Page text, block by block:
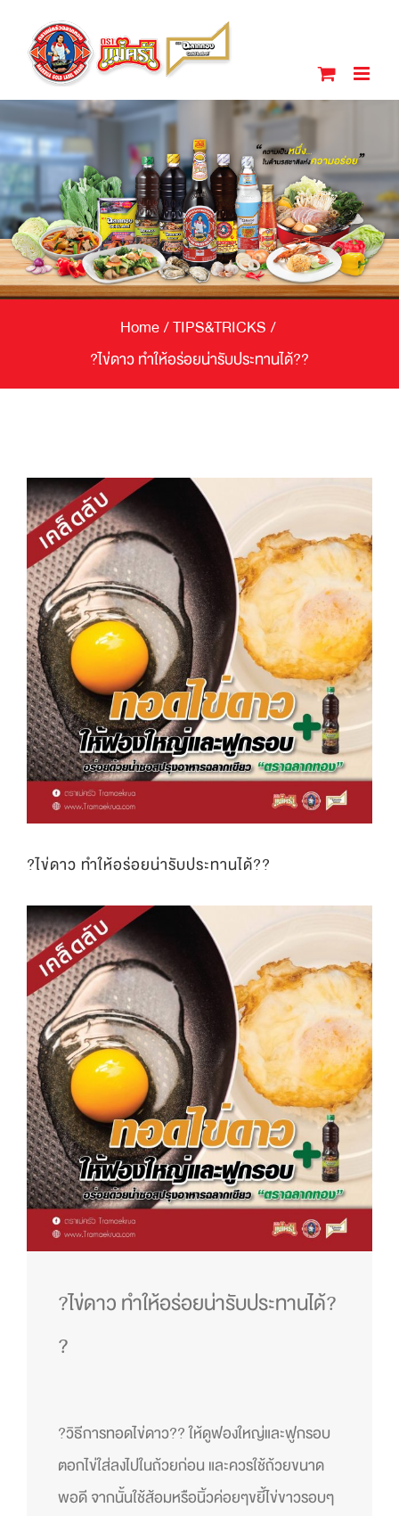
content
Home/TIPS&TRICKS /
?ไข่ดาว ทำให้อร่อยน่ารับประทานได้??
View
Larger
Image
?ไข่ดาว ทำให้อร่อยน่ารับประทานได้??
?ไข่ดาว ทำให้อร่อยน่ารับประทานได้?
?
?วิธีการทอดไข่ดาว??ให้ดูฟองใหญ่และฟูกรอบ
ตอกไข่ใส่ลงไปในถ้วยก่อน และควรใช้ถ้วยขนาด
พอดี จากนั้นใช้ส้อมหรือนิ้วค่อยๆขยี้ไข่ขาวรอบๆ